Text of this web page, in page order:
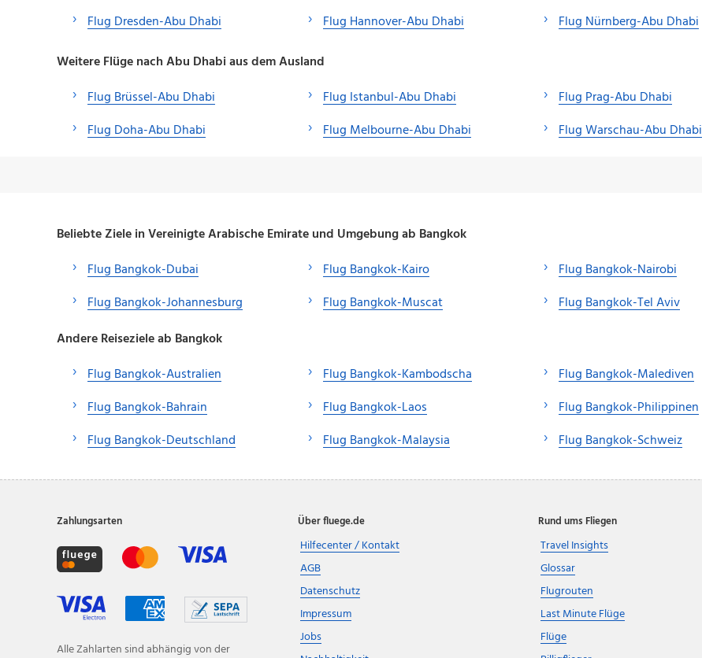
Flug Dresden-Abu Dhabi
Flug Hannover-Abu Dhabi
Flug Nürnberg-Abu Dhabi
Weitere Flüge nach Abu Dhabi aus dem Ausland
Flug Brüssel-Abu Dhabi
Flug Doha-Abu Dhabi
Flug Istanbul-Abu Dhabi
Flug Melbourne-Abu Dhabi
Flug Prag-Abu Dhabi
Flug Warschau-Abu Dhabi
Beliebte Ziele in Vereinigte Arabische Emirate und Umgebung ab Bangkok
Flug Bangkok-Dubai
Flug Bangkok-Johannesburg
Flug Bangkok-Kairo
Flug Bangkok-Muscat
Flug Bangkok-Nairobi
Flug Bangkok-Tel Aviv
Andere Reiseziele ab Bangkok
Flug Bangkok-Australien
Flug Bangkok-Bahrain
Flug Bangkok-Deutschland
Flug Bangkok-Kambodscha
Flug Bangkok-Laos
Flug Bangkok-Malaysia
Flug Bangkok-Malediven
Flug Bangkok-Philippinen
Flug Bangkok-Schweiz